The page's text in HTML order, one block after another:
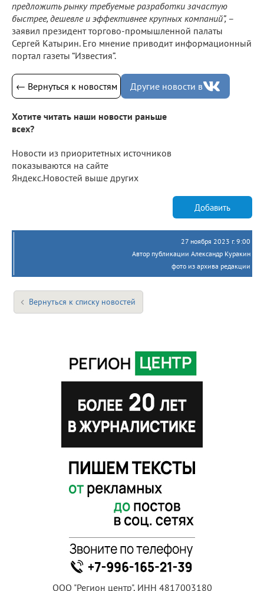
предложить рынку требуемые разработки зачастую
быстрее, дешевле и эффективнее крупных компаний”, –
заявил президент торгово-промышленной палаты
Сергей Катырин. Его мнение приводит информационный
портал газеты “Известия”.
← Вернуться к новостям Другие новости в
Хотите читать наши новости раньше
всех?
Новости из приоритетных источников
показываются на сайте
Яндекс.Новостей выше других
Добавить
27 ноября 2023 г. 9:00
Автор публикации Александр Куракин
фото из архива редакции
Вернуться к списку новостей
ООО "Регион центр", ИНН 4817003180